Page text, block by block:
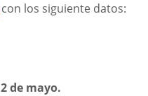
con los siguiente datos:
de mayo.